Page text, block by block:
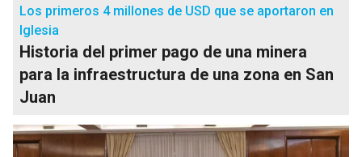
Los primeros 4 millones de USD que se aportaron en
Iglesia
Historia del primer pago de una minera
para la infraestructura de una zona en San
Juan